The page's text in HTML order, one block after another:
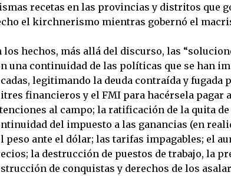
recetas en las provincias y distritos que
el kirchnerismo mientras gobernó el
los hechos, más allá del discurso, las
una continuidad de las políticas que se han
legitimando la deuda contraída y fugada
financieros y el FMI para hacérsela pagar
al campo; la ratificación de la quita
del impuesto a las ganancias (en
peso ante el dólar; las tarifas impagables; el
la destrucción de puestos de trabajo, la
de conquistas y derechos de los